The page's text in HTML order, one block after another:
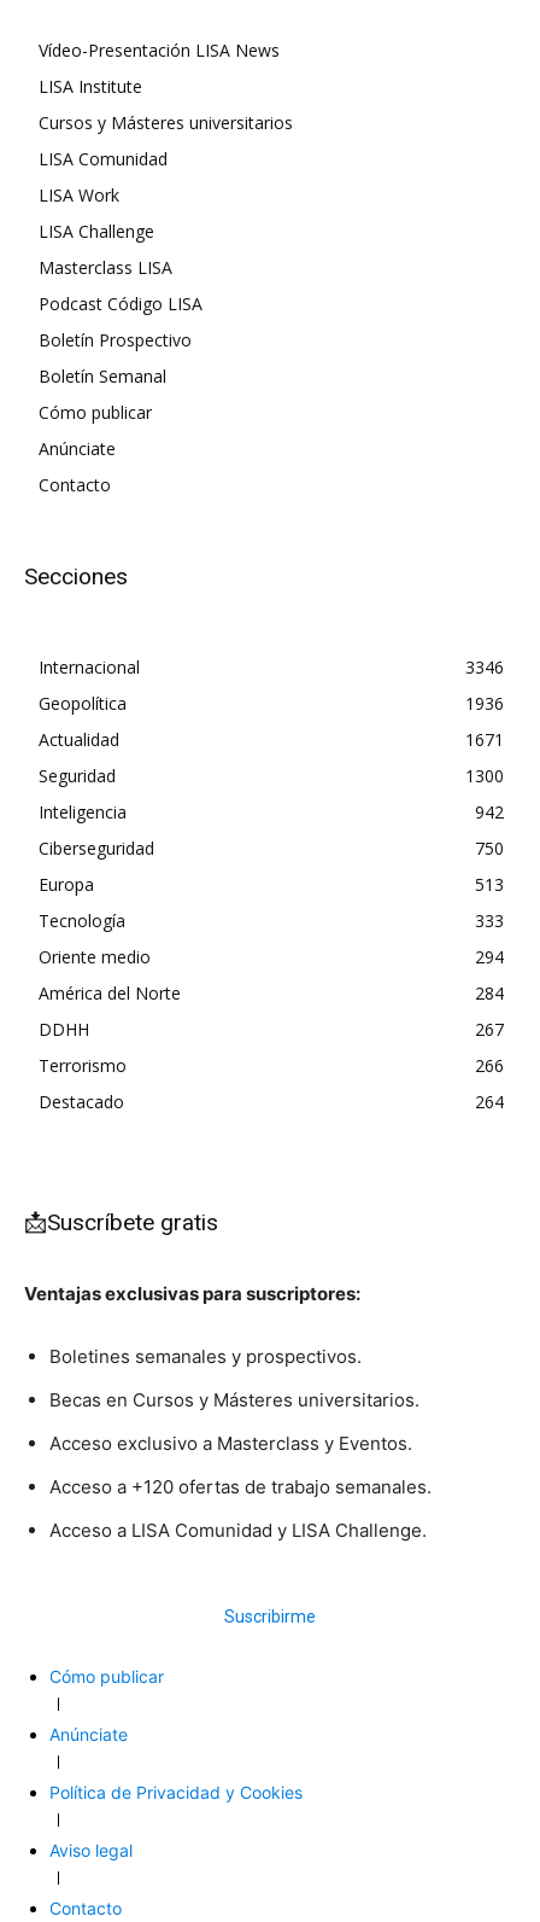
Vídeo-Presentación LISA News
LISA Institute
Cursos y Másteres universitarios
LISA Comunidad
LISA Work
LISA Challenge
Masterclass LISA
Podcast Código LISA
Boletín Prospectivo
Boletín Semanal
Cómo publicar
Anúnciate
Contacto
Secciones
Internacional
3346
Geopolítica
1936
Actualidad
1671
Seguridad
1300
Inteligencia
942
Ciberseguridad
750
Europa
513
Tecnología
333
Oriente medio
294
América del Norte
284
DDHH
267
Terrorismo
266
Destacado
264
📩Suscríbete gratis
Ventajas exclusivas para suscriptores:
Boletines semanales y prospectivos.
Becas en Cursos y Másteres universitarios.
Acceso exclusivo a Masterclass y Eventos.
Acceso a +120 ofertas de trabajo semanales.
Acceso a LISA Comunidad y LISA Challenge.
Suscribirme
Cómo publicar
Anúnciate
Política de Privacidad y Cookies
Aviso legal
Contacto